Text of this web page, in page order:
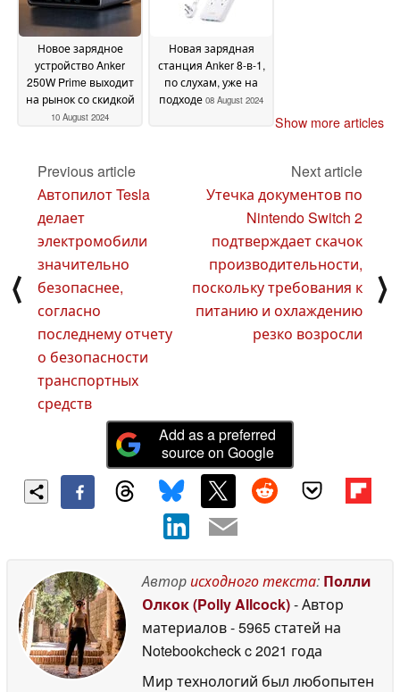
Новое зарядное
устройство Anker
250W Prime выходит
на рынок со скидкой
10 August 2024
Новая зарядная
станция Anker 8-в-1,
по слухам, уже на
подходе 08 August 2024
Show more articles
⟨
Previous article
Автопилот Tesla
делает
электромобили
значительно
безопаснее,
согласно
последнему отчету
о безопасности
транспортных
средств
Next article
Утечка документов по
Nintendo Switch 2
подтверждает скачок
производительности,
поскольку требования к
питанию и охлаждению
резко возросли
⟩
Add as a preferred
source on Google
Авторисходного текста: Полли
Олкок (Polly Allcock)- Автор
материалов- 5965 статей на
Notebookcheckc 2021 года
Мир технологий был любопытен